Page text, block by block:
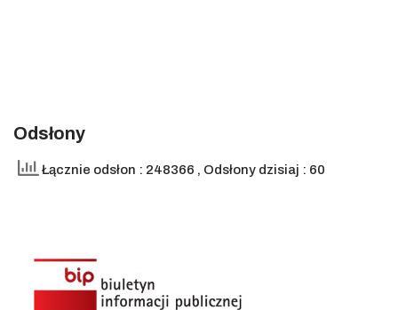
Odsłony
Łącznie odsłon : 248366 , Odsłony dzisiaj : 60